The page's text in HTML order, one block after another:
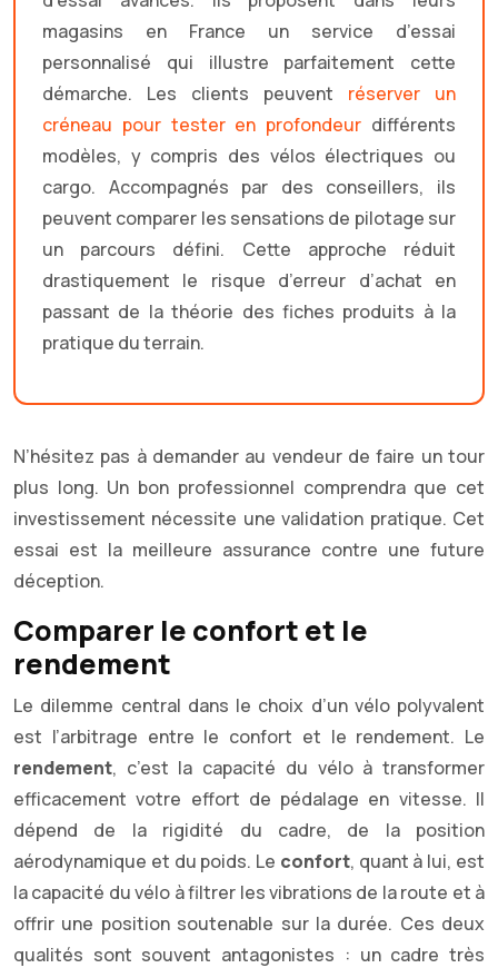
magasins en France un service d’essai
personnalisé qui illustre parfaitement cette
démarche. Les clients peuvent réserver un
créneau pour tester en profondeur différents
modèles, y compris des vélos électriques ou
cargo. Accompagnés par des conseillers, ils
peuvent comparer les sensations de pilotage sur
un parcours défini. Cette approche réduit
drastiquement le risque d’erreur d’achat en
passant de la théorie des fiches produits à la
pratique du terrain.
N’hésitez pas à demander au vendeur de faire un tour
plus long. Un bon professionnel comprendra que cet
investissement nécessite une validation pratique. Cet
essai est la meilleure assurance contre une future
déception.
Comparer le confort et le
rendement
Le dilemme central dans le choix d’un vélo polyvalent
est l’arbitrage entre le confort et le rendement. Le
rendement, c’est la capacité du vélo à transformer
efficacement votre effort de pédalage en vitesse. Il
dépend de la rigidité du cadre, de la position
aérodynamique et du poids. Le confort, quant à lui, est
la capacité du vélo à filtrer les vibrations de la route et à
offrir une position soutenable sur la durée. Ces deux
qualités sont souvent antagonistes : un cadre très